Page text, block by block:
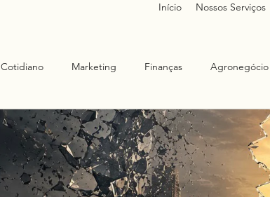
Início Nossos Serviços
Cotidiano Marketing Finanças Agronegócio
Espiritualidade Mkt h2h